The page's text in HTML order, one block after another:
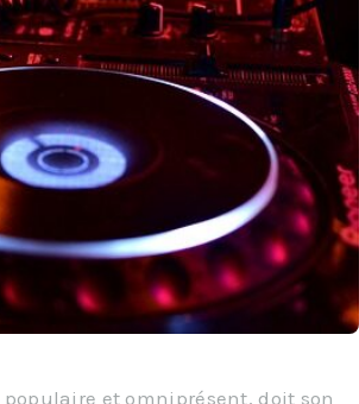
et omniprésent, doit son